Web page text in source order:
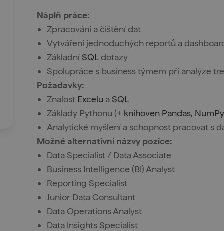
Náplň práce:
Zpracování a čištění dat
Vytváření jednoduchých reportů a
ZákladníSQLdotazy
Spolupráce s business týmem při analýze
Požadavky:
Znalost Excelu aSQL
Základy Pythonu (+ knihoven Pandas, NumPy
Analytické myšlení a schopnost pracovat s
Možné alternativní názvy pozice:
Data Specialist / Data Associate
Business Intelligence (BI) Analyst
Reporting Specialist
Junior Data Consultant
Data Operations Analyst
Data Insights Specialist